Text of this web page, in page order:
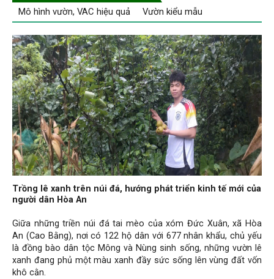
Mô hình vườn, VAC hiệu quả Vườn kiểu mẫu
Trồng lê xanh trên núi đá, hướng phát triển kinh tế mới của
người dân Hòa An
Giữa những triền núi đá tai mèo của xóm Đức Xuân, xã Hòa
An (Cao Bằng), nơi có 122 hộ dân với 677 nhân khẩu, chủ yếu
là đồng bào dân tộc Mông và Nùng sinh sống, những vườn lê
xanh đang phủ một màu xanh đầy sức sống lên vùng đất vốn
khô cằn.